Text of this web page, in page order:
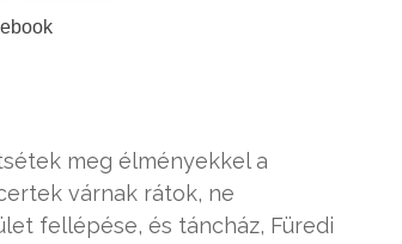
meg élményekkel a
várnak rátok, ne
fellépése, és táncház, Füredi